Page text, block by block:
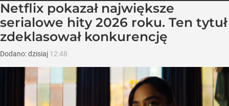
Netflix pokazał największe
serialowe hity 2026 roku. Ten tytuł
zdeklasował konkurencję
Dodano:dzisiaj 12:48